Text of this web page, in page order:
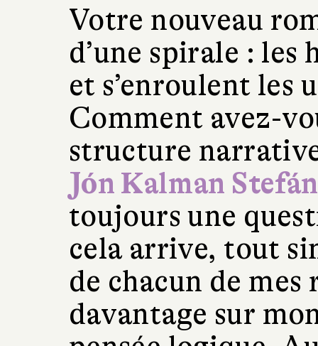
Votre nouveau
d’une spirale : les
et s’enroulent les
Comment avez-
structure
Jón Kalman
toujours une
cela arrive, tout
de chacun de mes
davantage sur